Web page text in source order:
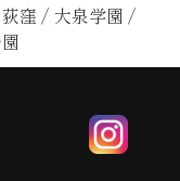
荻窪 / 大泉学園 /